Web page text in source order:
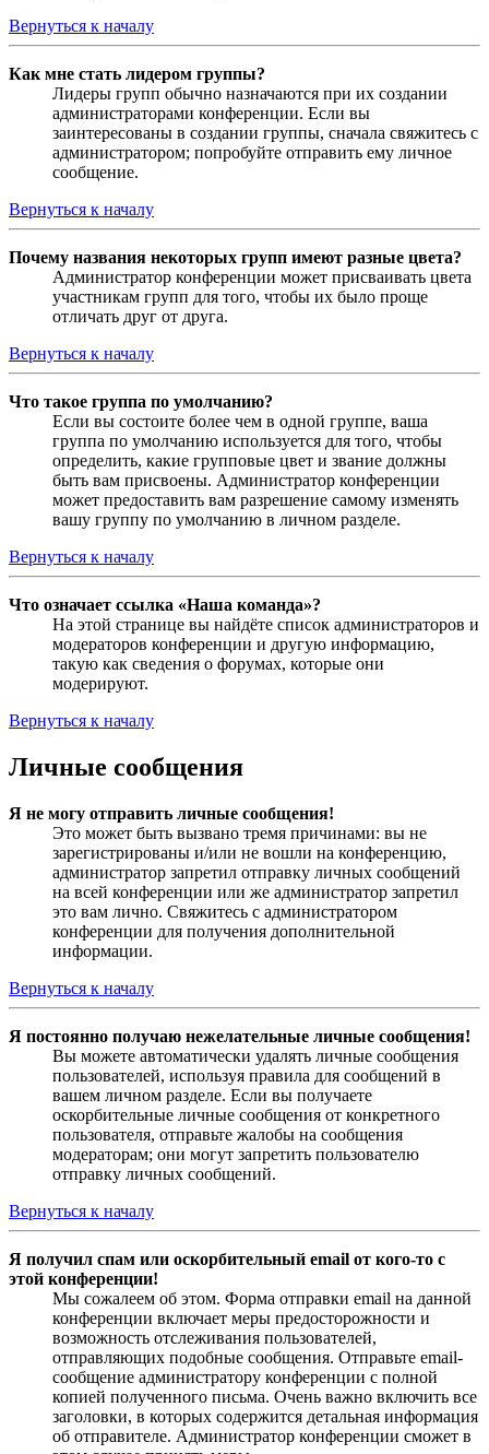
Вернуться к началу
Как мне стать лидером группы?
Лидеры групп обычно назначаются при их создании
администраторами конференции. Если вы
заинтересованы в создании группы, сначала свяжитесь с
администратором; попробуйте отправить ему личное
сообщение.
Вернуться к началу
Почему названия некоторых групп имеют разные цвета?
Администратор конференции может присваивать цвета
участникам групп для того, чтобы их было проще
отличать друг от друга.
Вернуться к началу
Что такое группа по умолчанию?
Если вы состоите более чем в одной группе, ваша
группа по умолчанию используется для того, чтобы
определить, какие групповые цвет и звание должны
быть вам присвоены. Администратор конференции
может предоставить вам разрешение самому изменять
вашу группу по умолчанию в личном разделе.
Вернуться к началу
Что означает ссылка «Наша команда»?
На этой странице вы найдёте список администраторов и
модераторов конференции и другую информацию,
такую как сведения о форумах, которые они
модерируют.
Вернуться к началу
Личные сообщения
Я не могу отправить личные сообщения!
Это может быть вызвано тремя причинами: вы не
зарегистрированы и/или не вошли на конференцию,
администратор запретил отправку личных сообщений
на всей конференции или же администратор запретил
это вам лично. Свяжитесь с администратором
конференции для получения дополнительной
информации.
Вернуться к началу
Я постоянно получаю нежелательные личные сообщения!
Вы можете автоматически удалять личные сообщения
пользователей, используя правила для сообщений в
вашем личном разделе. Если вы получаете
оскорбительные личные сообщения от конкретного
пользователя, отправьте жалобы на сообщения
модераторам; они могут запретить пользователю
отправку личных сообщений.
Вернуться к началу
Я получил спам или оскорбительный email от кого-то с
этой конференции!
Мы сожалеем об этом. Форма отправки email на данной
конференции включает меры предосторожности и
возможность отслеживания пользователей,
отправляющих подобные сообщения. Отправьте email-
сообщение администратору конференции с полной
копией полученного письма. Очень важно включить все
заголовки, в которых содержится детальная информация
об отправителе. Администратор конференции сможет в